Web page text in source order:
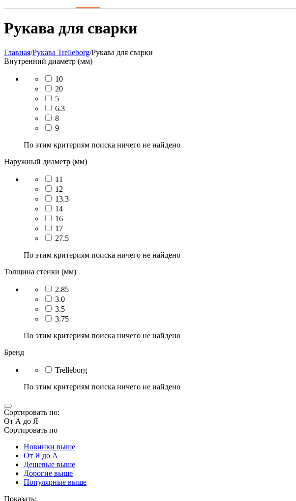
Рукава для сварки
Главная/Рукава Trelleborg/Рукава для сварки
Внутренний диаметр (мм)
10
20
5
6.3
8
9
По этим критериям поиска ничего не найдено
Наружный диаметр (мм)
11
12
13.3
14
16
17
27.5
По этим критериям поиска ничего не найдено
Толщина стенки (мм)
2.85
3.0
3.5
3.75
По этим критериям поиска ничего не найдено
Бренд
Trelleborg
По этим критериям поиска ничего не найдено
Сортировать по:
От А до Я
Сортировать по
Новинки выше
От Я до А
Дешевые выше
Дорогие выше
Популярные выше
Показать: